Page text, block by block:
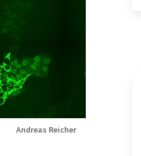
Andreas Reicher